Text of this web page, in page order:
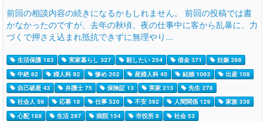
前回の相談内容の続きになるかもしれません。 前回の投稿では書
かなかったのですが、去年の秋頃、夜の仕事中に客から乱暴に、力
づくで押さえ込まれ抵抗できずに無理やり...
生活保護 183 実家暮らし 327 殺したい 254 借金 371
妊娠 268
中絶 62
婦人科 92 惨め 202 産婦人科 45 結婚 1063
出産 108
自己破産 43
弁護士 75 保険証 13 実家 213
先生 278
社会人 56
応募 18 仕事 520 不安 392 人間関係 129
家族 338
心配 188
生活 297 病院 154 市役所 8 社会 53